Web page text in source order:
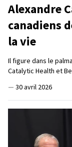
Alexandre
canadiens
la vie
Il figure dans le
Catalytic Health et
— 30 avril 2026